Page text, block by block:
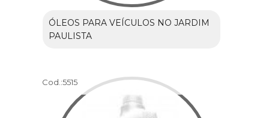
ÓLEOS PARA VEÍCULOS NO JARDIM
PAULISTA
Cod.:5515